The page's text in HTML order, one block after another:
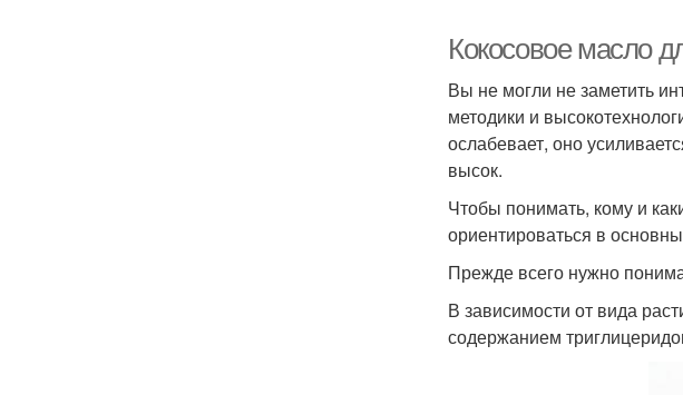
Кокосовое масло
Вы не могли не заметить
методики и
ослабевает, оно
высок.
Чтобы понимать, кому и
ориентироваться в
Прежде всего нужно
В зависимости от вида
содержанием